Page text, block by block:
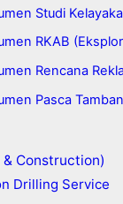
Studi
RKAB
Rencana
Pasca
Construction)
Drilling Service